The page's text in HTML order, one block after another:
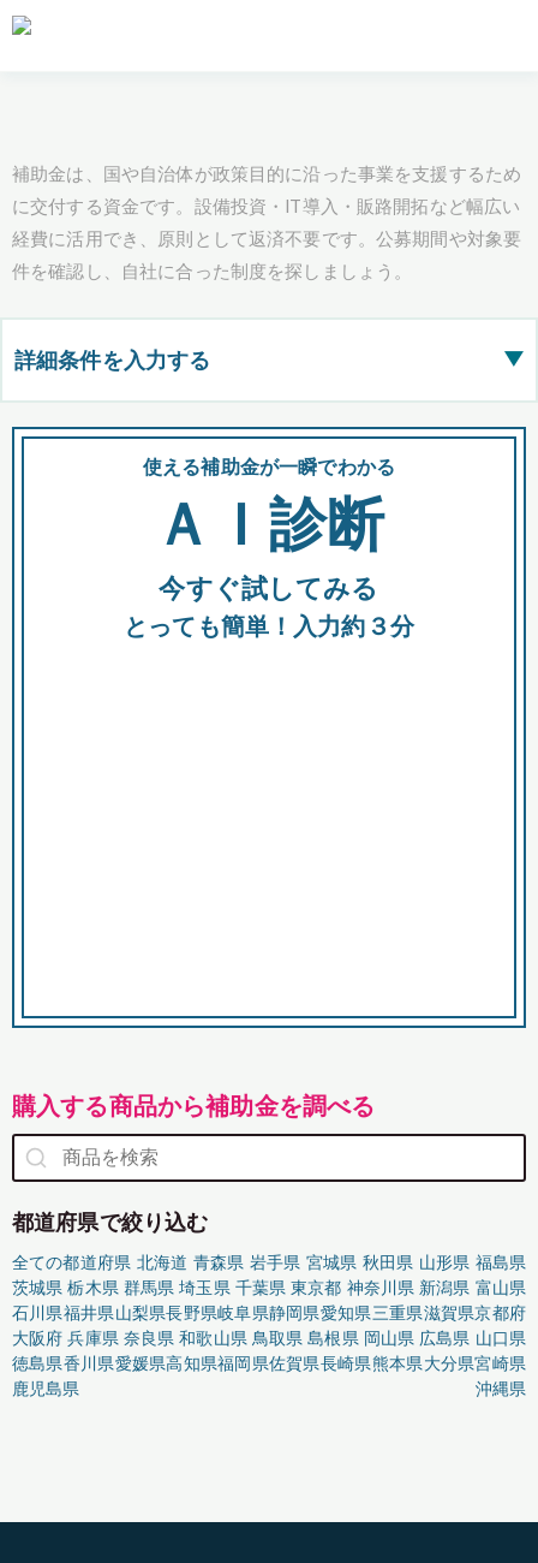
補助金は、国や自治体が政策目的に沿った事業を支援するため
に交付する資金です。設備投資・IT導入・販路開拓など幅広い
経費に活用でき、原則として返済不要です。公募期間や対象要
件を確認し、自社に合った制度を探しましょう。
詳細条件を入力する ▶
都道府県
全国の検索結果を含めて表示
助成金 融資 出資
使える補助金が一瞬でわかる
ＡＩ診断
今すぐ試してみる
とっても簡単！入力約３分
購入する商品から補助金を調べる
都道府県で絞り込む
全ての都道府県 北海道 青森県 岩手県 宮城県 秋田県 山形県 福島県
茨城県 栃木県 群馬県 埼玉県 千葉県 東京都 神奈川県 新潟県 富山県
石川県福井県山梨県長野県岐阜県静岡県愛知県三重県滋賀県京都府
大阪府 兵庫県 奈良県 和歌山県 鳥取県 島根県 岡山県 広島県 山口県
徳島県香川県愛媛県高知県福岡県佐賀県長崎県熊本県大分県宮崎県
鹿児島県
沖縄県